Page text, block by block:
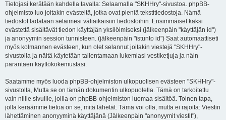
Tietojasi kerätään kahdella tavalla: Selaamalla "SKHHry"-sivustoa. phpBB-
ohjelmisto luo joitakin evästeitä, jotka ovat pieniä tekstitiedostoja. Nämä
tiedostot ladataan selaimesi väliaikaisiin tiedostoihin. Ensimmäiset kaksi
evästettä sisältävät tiedon käyttäjän yksilöimiseksi (jälkeenpäin "käyttäjän id")
ja anonyymin session tunnisteen. (jälkeenpäin "istunto id") Saat automaattiseti
myös kolmannen evästeen, kun olet selannut joitakin viestejä "SKHHry"-
sivustolla ja näitä käytetään tallentamaan lukemiasi vestiketjuja ja näin
parantaen käyttökokemustasi.
Saatamme myös luoda phpBB-ohjelmiston ulkopuolisen evästeen "SKHHry"-
sivustolta, Mutta se on tämän dokumentin ulkopuolella. Tämä on tarkoitettu
vain niille sivuille, joilla on phpBB-ohjelmiston luomaa sisältöä. Toinen tapa,
jolla keräämme tietoa on se, mitä lähetät. Tämä voi olla, mutta ei rajoita: Viestin
lähettäminen anonyyminä käyttäjänä (Jälkeenpäin "anonyymit viestit"),